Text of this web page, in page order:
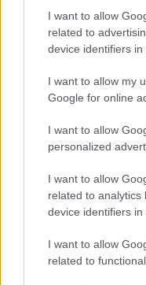
I want to allow
related to
device identifiers in
I want to allow my
Google for online
I want to allow
personalized
I want to allow
related to analytics
device identifiers in
I want to allow
related to